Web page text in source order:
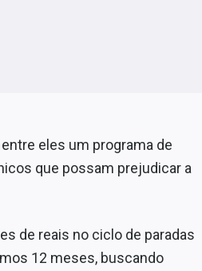
eles um programa de
que possam prejudicar a
de reais no ciclo de paradas
12 meses, buscando